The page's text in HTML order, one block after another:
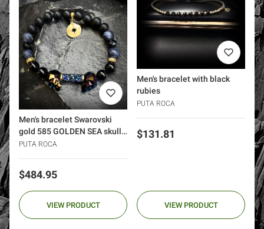
Men's bracelet Swarovski
gold 585 GOLDEN SEA skull
wind rose
PUTA ROCA
Price
$484.95
VIEW PRODUCT
Men's bracelet with black
rubies
PUTA ROCA
Price
$131.81
VIEW PRODUCT